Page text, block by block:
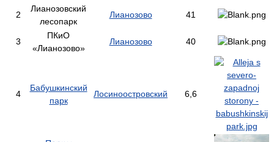
2
Лианозовский
лесопарк
Лианозово 41
3
ПКиО
«Лианозово»
Лианозово 40
4
Бабушкинский
парк
Лосиноостровский 6,6